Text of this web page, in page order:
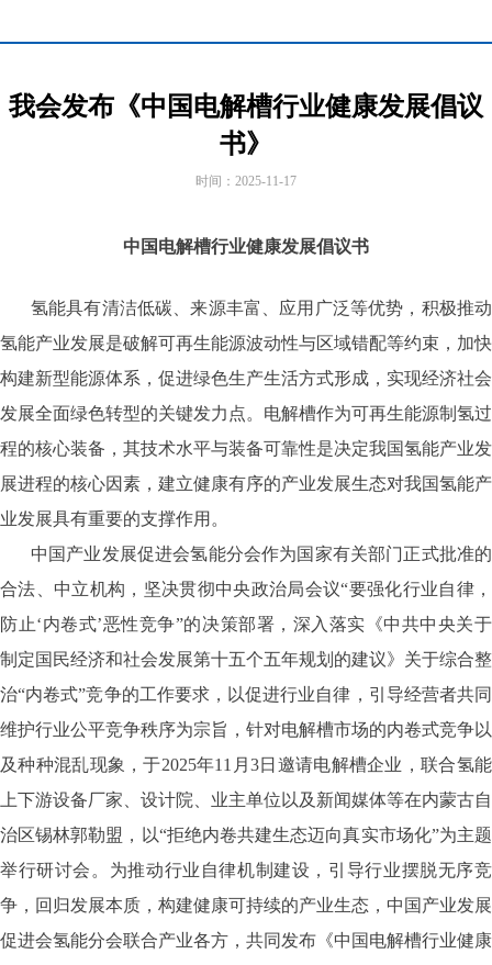
我会发布《中国电解槽行业健康发展倡议
书》
时间： 2025-11-17
中国电解槽行业健康发展倡议书
氢能具有清洁低碳、来源丰富、应用广泛等优势，积极推动
氢能产业发展是破解可再生能源波动性与区域错配等约束，加快
构建新型能源体系，促进绿色生产生活方式形成，实现经济社会
发展全面绿色转型的关键发力点。电解槽作为可再生能源制氢过
程的核心装备，其技术水平与装备可靠性是决定我国氢能产业发
展进程的核心因素，建立健康有序的产业发展生态对我国氢能产
业发展具有重要的支撑作用。
中国产业发展促进会氢能分会作为国家有关部门正式批准的
合法、中立机构，坚决贯彻中央政治局会议“要强化行业自律，
防止‘内卷式’恶性竞争”的决策部署，深入落实《中共中央关于
制定国民经济和社会发展第十五个五年规划的建议》关于综合整
治“内卷式”竞争的工作要求，以促进行业自律，引导经营者共同
维护行业公平竞争秩序为宗旨，针对电解槽市场的内卷式竞争以
及种种混乱现象，于2025年11月3日邀请电解槽企业，联合氢能
上下游设备厂家、设计院、业主单位以及新闻媒体等在内蒙古自
治区锡林郭勒盟，以“拒绝内卷共建生态迈向真实市场化”为主题
举行研讨会。为推动行业自律机制建设，引导行业摆脱无序竞
争，回归发展本质，构建健康可持续的产业生态，中国产业发展
促进会氢能分会联合产业各方，共同发布《中国电解槽行业健康